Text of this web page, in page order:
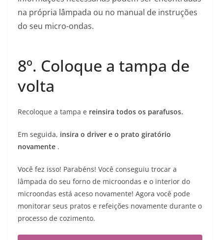
na própria lâmpada ou no manual de instruções
do seu micro-ondas.
8º. Coloque a tampa de
volta
Recoloque a tampa e reinsira todos os parafusos.
Em seguida, insira o driver e o prato giratório
novamente .
Você fez isso! Parabéns! Você conseguiu trocar a
lâmpada do seu forno de microondas e o interior do
microondas está aceso novamente! Agora você pode
monitorar seus pratos e refeições novamente durante o
processo de cozimento.